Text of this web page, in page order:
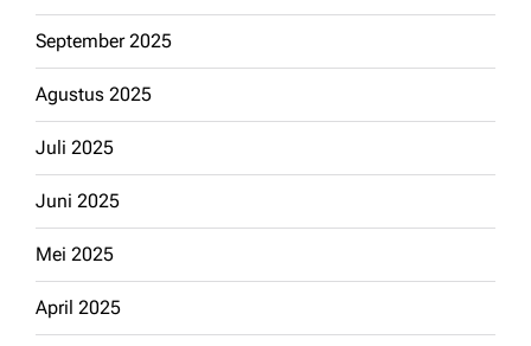
September 2025
Agustus 2025
Juli 2025
Juni 2025
Mei 2025
April 2025